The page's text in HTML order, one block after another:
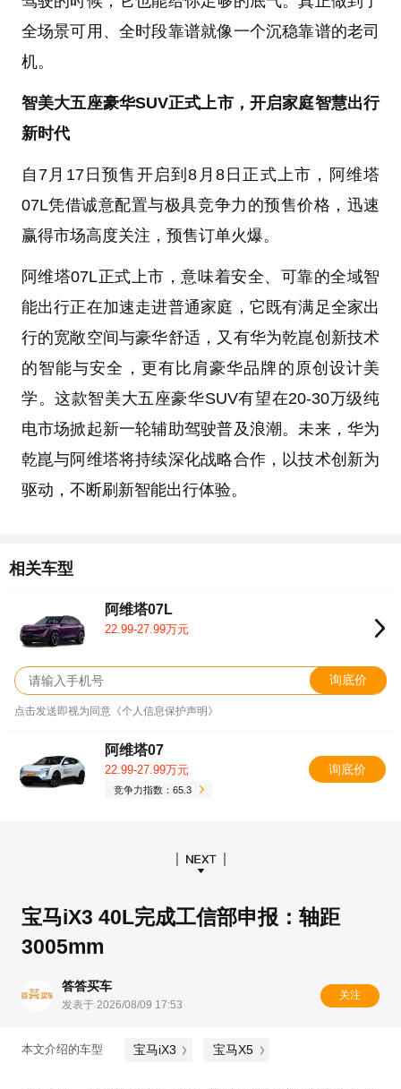
全场景可用、全时段靠谱就像一个沉稳靠谱的老司
机。
智美大五座豪华SUV正式上市，开启家庭智慧出行
新时代
自7月17日预售开启到8月8日正式上市，阿维塔
07L凭借诚意配置与极具竞争力的预售价格，迅速
赢得市场高度关注，预售订单火爆。
阿维塔07L正式上市，意味着安全、可靠的全域智
能出行正在加速走进普通家庭，它既有满足全家出
行的宽敞空间与豪华舒适，又有华为乾崑创新技术
的智能与安全，更有比肩豪华品牌的原创设计美
学。这款智美大五座豪华SUV有望在20-30万级纯
电市场掀起新一轮辅助驾驶普及浪潮。未来，华为
乾崑与阿维塔将持续深化战略合作，以技术创新为
驱动，不断刷新智能出行体验。
相关车型
阿维塔07L
22.99-27.99万元
询底价
点击发送即视为同意《个人信息保护声明》
阿维塔07
22.99-27.99万元
竞争力指数：65.3
询底价
宝马iX3 40L完成工信部申报：轴距
3005mm
答答买车
发表于 2026/08/09 17:53
关注
本文介绍的车型 宝马iX3 宝马X5